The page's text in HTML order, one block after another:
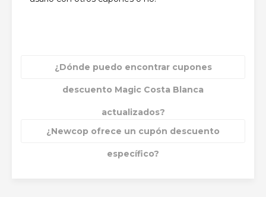
¿Dónde puedo encontrar cupones
descuento Magic Costa Blanca
actualizados?
¿Newcop ofrece un cupón descuento
específico?